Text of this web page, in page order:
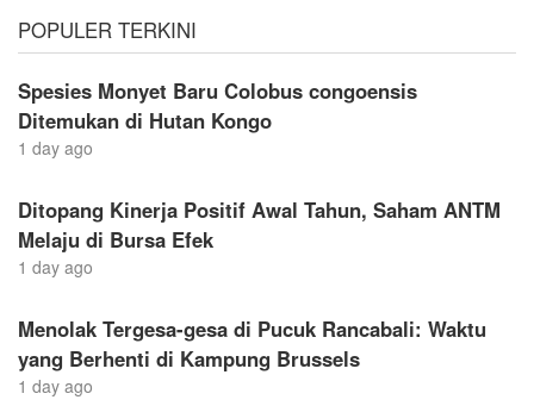
POPULER TERKINI
Spesies Monyet Baru Colobus congoensis
Ditemukan di Hutan Kongo
1 day ago
Ditopang Kinerja Positif Awal Tahun, Saham ANTM
Melaju di Bursa Efek
1 day ago
Menolak Tergesa-gesa di Pucuk Rancabali: Waktu
yang Berhenti di Kampung Brussels
1 day ago